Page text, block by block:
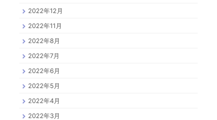
2022年12月
2022年11月
2022年8月
2022年7月
2022年6月
2022年5月
2022年4月
2022年3月